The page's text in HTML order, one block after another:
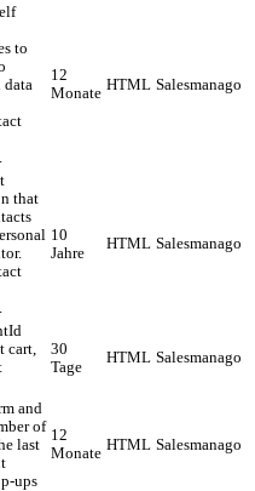
to
data
12
Monate HTML Salesmanago
that
10
Jahre
HTML Salesmanago
cart,
30
Tage
HTML Salesmanago
and
of
last
ups
12
Monate HTML Salesmanago